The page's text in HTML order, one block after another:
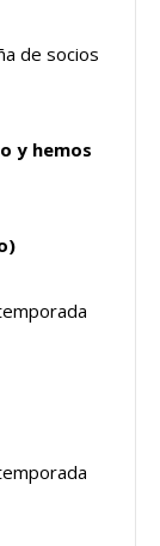
de socios
y hemos